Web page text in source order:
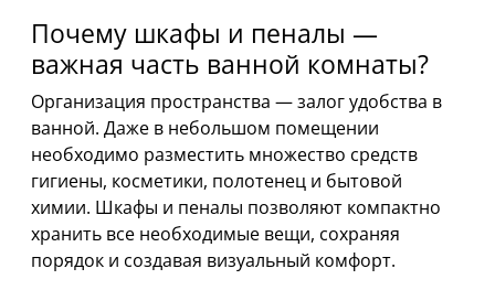
Почему шкафы и пеналы —
важная часть ванной комнаты?
Организация пространства — залог удобства в
ванной. Даже в небольшом помещении
необходимо разместить множество средств
гигиены, косметики, полотенец и бытовой
химии. Шкафы и пеналы позволяют компактно
хранить все необходимые вещи, сохраняя
порядок и создавая визуальный комфорт.